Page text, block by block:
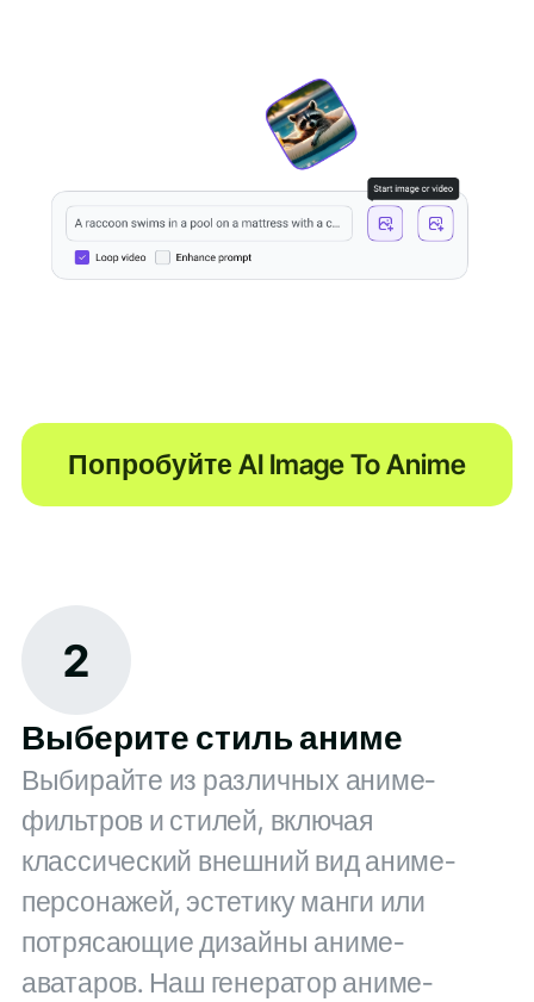
Попробуйте AI Image To Anime
2
Выберите стиль аниме
Выбирайте из различных аниме-
фильтров и стилей, включая
классический внешний вид аниме-
персонажей, эстетику манги или
потрясающие дизайны аниме-
аватаров. Наш генератор аниме-